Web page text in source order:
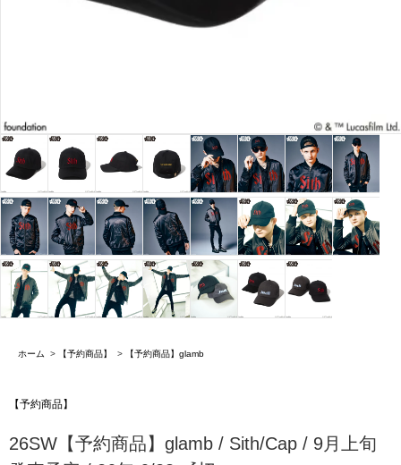
ホーム > 【予約商品】 > 【予約商品】glamb
【予約商品】
26SW【予約商品】glamb / Sith/Cap / 9月上旬